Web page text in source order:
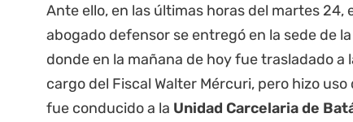
Ante ello, en las últimas horas del martes 24,
abogado defensor se entregó en la sede de la
donde en la mañana de hoy fue trasladado a
cargo del Fiscal Walter Mércuri, pero hizo
fue conducido a la Unidad Carcelaria de